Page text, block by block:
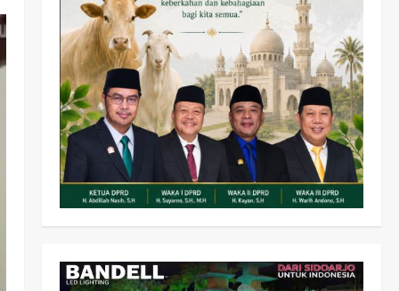
Olahraga
Adu Taktik di Atas Rumput
Sintetis: PWI dan Sapma
PP Sidoarjo Memanaskan
Mesin Menuju Piala Soccer
wartanusa 5 Agustus 2026
3
Ekonomi Hiburan
Pemerintahan
Bazar Rakyat Jalan Jambu,
Borong Kuliner UMKM